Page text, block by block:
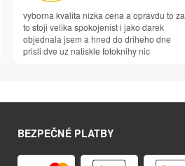
vyborna kvalita nizka cena a opravdu to za
to stoji velika spokojenist i jako darek
objednala jsem a hned do driheho dne
prisli dve uz natiskle fotoknihy nic
BEZPEČNÉ PLATBY